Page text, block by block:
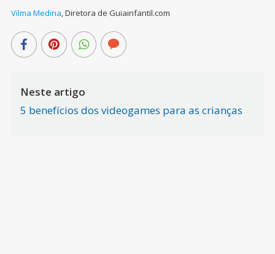
Vilma Medina,Diretora de Guiainfantil.com
Neste artigo
5 benefícios dos videogames para as crianças